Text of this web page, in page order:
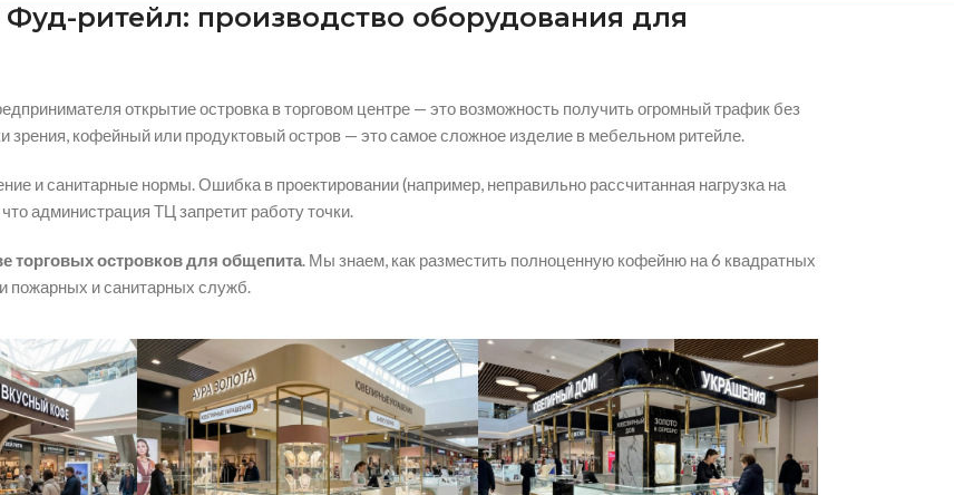
ритейл: производство оборудования для
открытие островка в торговом центре — это возможность получить огромный трафик без
зрения, кофейный или продуктовый остров — это самое сложное изделие в мебельном ритейле.
и санитарные нормы. Ошибка в проектировании (например, неправильно рассчитанная нагрузка на
администрация ТЦ запретит работу точки.
торговых островков для общепита. Мы знаем, как разместить полноценную кофейню на 6 квадратных
пожарных и санитарных служб.